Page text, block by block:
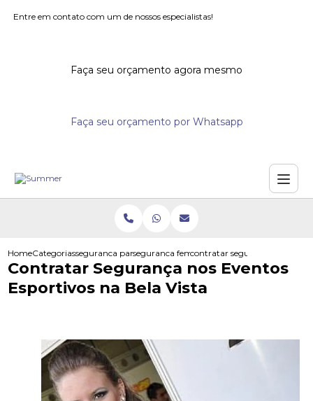
Entre em contato com um de nossos especialistas!
Faça seu orçamento agora mesmo
Faça seu orçamento por Whatsapp
HomeCategoriasseguranca para eventosseguranca feminino para eventos
contratar seguranca nos
Contratar Segurança nos Eventos
Esportivos na Bela Vista